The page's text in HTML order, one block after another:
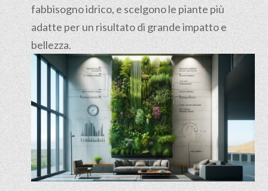
fabbisogno idrico, e scelgono le piante più
adatte per un risultato di grande impatto e
bellezza.